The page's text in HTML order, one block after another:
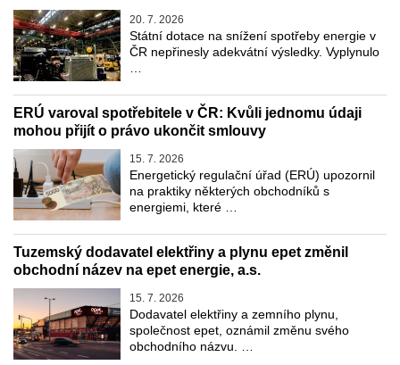
20. 7. 2026
Státní dotace na snížení spotřeby energie v
ČR nepřinesly adekvátní výsledky. Vyplynulo
…
ERÚ varoval spotřebitele v ČR: Kvůli jednomu údaji
mohou přijít o právo ukončit smlouvy
15. 7. 2026
Energetický regulační úřad (ERÚ) upozornil
na praktiky některých obchodníků s
energiemi, které …
Tuzemský dodavatel elektřiny a plynu epet změnil
obchodní název na epet energie, a.s.
15. 7. 2026
Dodavatel elektřiny a zemního plynu,
společnost epet, oznámil změnu svého
obchodního názvu. …